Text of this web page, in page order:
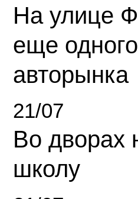
На улице
еще
авторынка
21/07
Во дворах
школу